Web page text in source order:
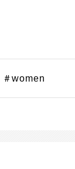
＃women